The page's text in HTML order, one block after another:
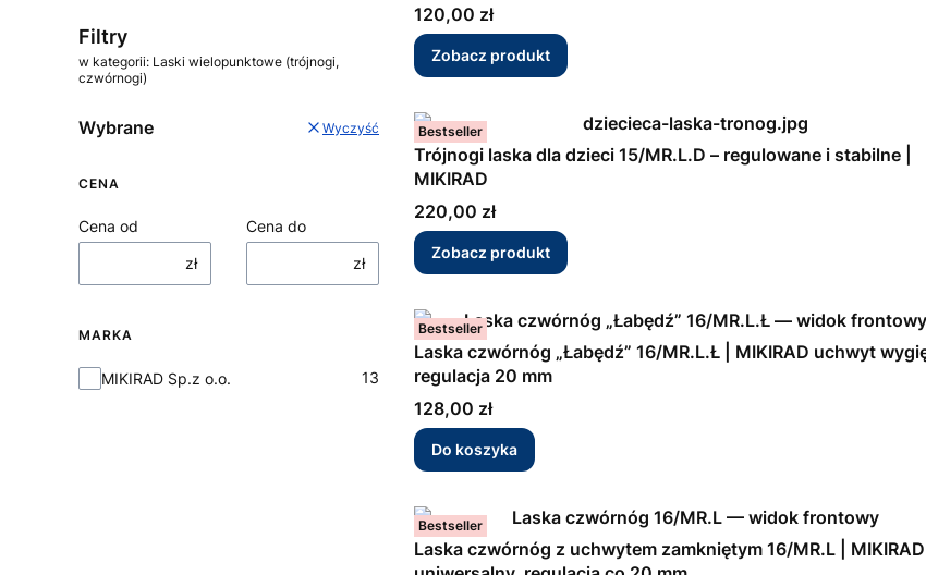
Filtry
w kategorii: Laski wielopunktowe (trójnogi,
czwórnogi)
Wybrane Wyczyść
CENA
Cena od
zł
Cena do
zł
MARKA
Marka
MIKIRAD Sp.z o.o. 13
Cena
120,00 zł
Zobacz produkt
Bestseller
Trójnogi laska dla dzieci 15/MR.L.D – regulowane i stabilne |
MIKIRAD
Cena
220,00 zł
Zobacz produkt
Bestseller
Laska czwórnóg „Łabędź” 16/MR.L.Ł | MIKIRAD uchwyt
regulacja 20 mm
Cena
128,00 zł
Do koszyka
Bestseller
Laska czwórnóg z uchwytem zamkniętym 16/MR.L | MIKIRAD